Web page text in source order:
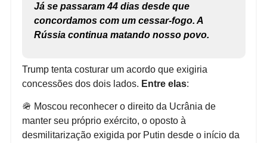
Já se passaram 44 dias desde que
concordamos com um cessar-fogo. A
Rússia continua matando nosso povo.
Trump tenta costurar um acordo que exigiria
concessões dos dois lados. Entre elas:
🪖 Moscou reconhecer o direito da Ucrânia de
manter seu próprio exército, o oposto à
desmilitarização exigida por Putin desde o início da